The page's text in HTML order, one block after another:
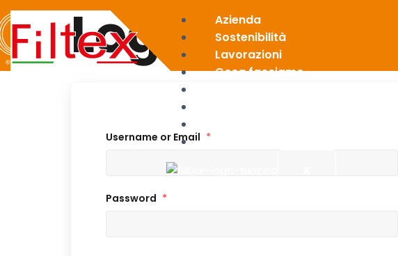
Azienda
Sostenibilità
Lavorazioni
Cosa facciamo
Login
Username or Email *
Password *